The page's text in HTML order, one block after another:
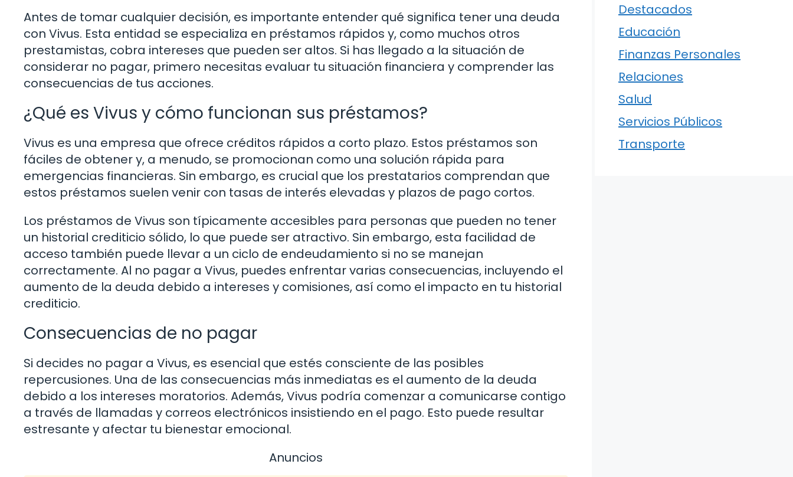
Antes de tomar cualquier decisión, es importante entender qué significa tener una deuda
con Vivus. Esta entidad se especializa en préstamos rápidos y, como muchos otros
prestamistas, cobra intereses que pueden ser altos. Si has llegado a la situación de
considerar no pagar, primero necesitas evaluar tu situación financiera y comprender las
consecuencias de tus acciones.
¿Qué es Vivus y cómo funcionan sus préstamos?
Vivus es una empresa que ofrece créditos rápidos a corto plazo. Estos préstamos son
fáciles de obtener y, a menudo, se promocionan como una solución rápida para
emergencias financieras. Sin embargo, es crucial que los prestatarios comprendan que
estos préstamos suelen venir con tasas de interés elevadas y plazos de pago cortos.
Los préstamos de Vivus son típicamente accesibles para personas que pueden no tener
un historial crediticio sólido, lo que puede ser atractivo. Sin embargo, esta facilidad de
acceso también puede llevar a un ciclo de endeudamiento si no se manejan
correctamente. Al no pagar a Vivus, puedes enfrentar varias consecuencias, incluyendo el
aumento de la deuda debido a intereses y comisiones, así como el impacto en tu historial
crediticio.
Consecuencias de no pagar
Si decides no pagar a Vivus, es esencial que estés consciente de las posibles
repercusiones. Una de las consecuencias más inmediatas es el aumento de la deuda
debido a los intereses moratorios. Además, Vivus podría comenzar a comunicarse contigo
a través de llamadas y correos electrónicos insistiendo en el pago. Esto puede resultar
estresante y afectar tu bienestar emocional.
Anuncios
Destacados
Educación
Finanzas Personales
Relaciones
Salud
Servicios Públicos
Transporte